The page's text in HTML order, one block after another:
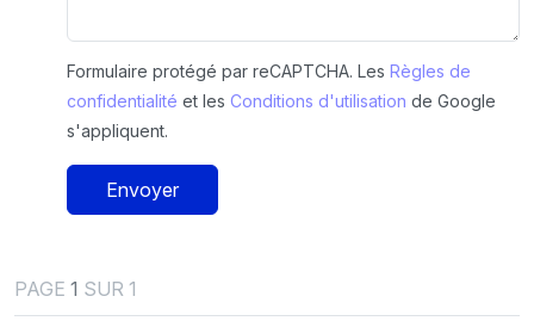
Formulaire protégé par reCAPTCHA. Les Règles de
confidentialité et les Conditions d'utilisation de Google
s'appliquent.
Envoyer
PAGE 1 SUR 1